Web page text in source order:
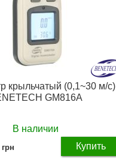
крыльчатый (0,1~30 м/с)
GM816A
В наличии
грн
Купить